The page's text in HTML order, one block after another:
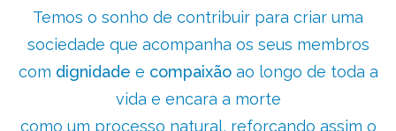
Temos o sonho de contribuir para criar uma
sociedade que acompanha os seus membros
com dignidade e compaixãoao longo de toda a
vida e encara a morte
como um processo natural, reforçando assim o